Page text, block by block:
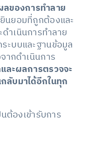
ลของการทำลาย
นยอมที่ถูกต้องและ
ำเนินการทำลาย
ะบบและฐานข้อมูล
ากดำเนินการ
ละผลการตรวจจะ
ลับมาได้อีกในทุก
ต้องเข้ารับการ